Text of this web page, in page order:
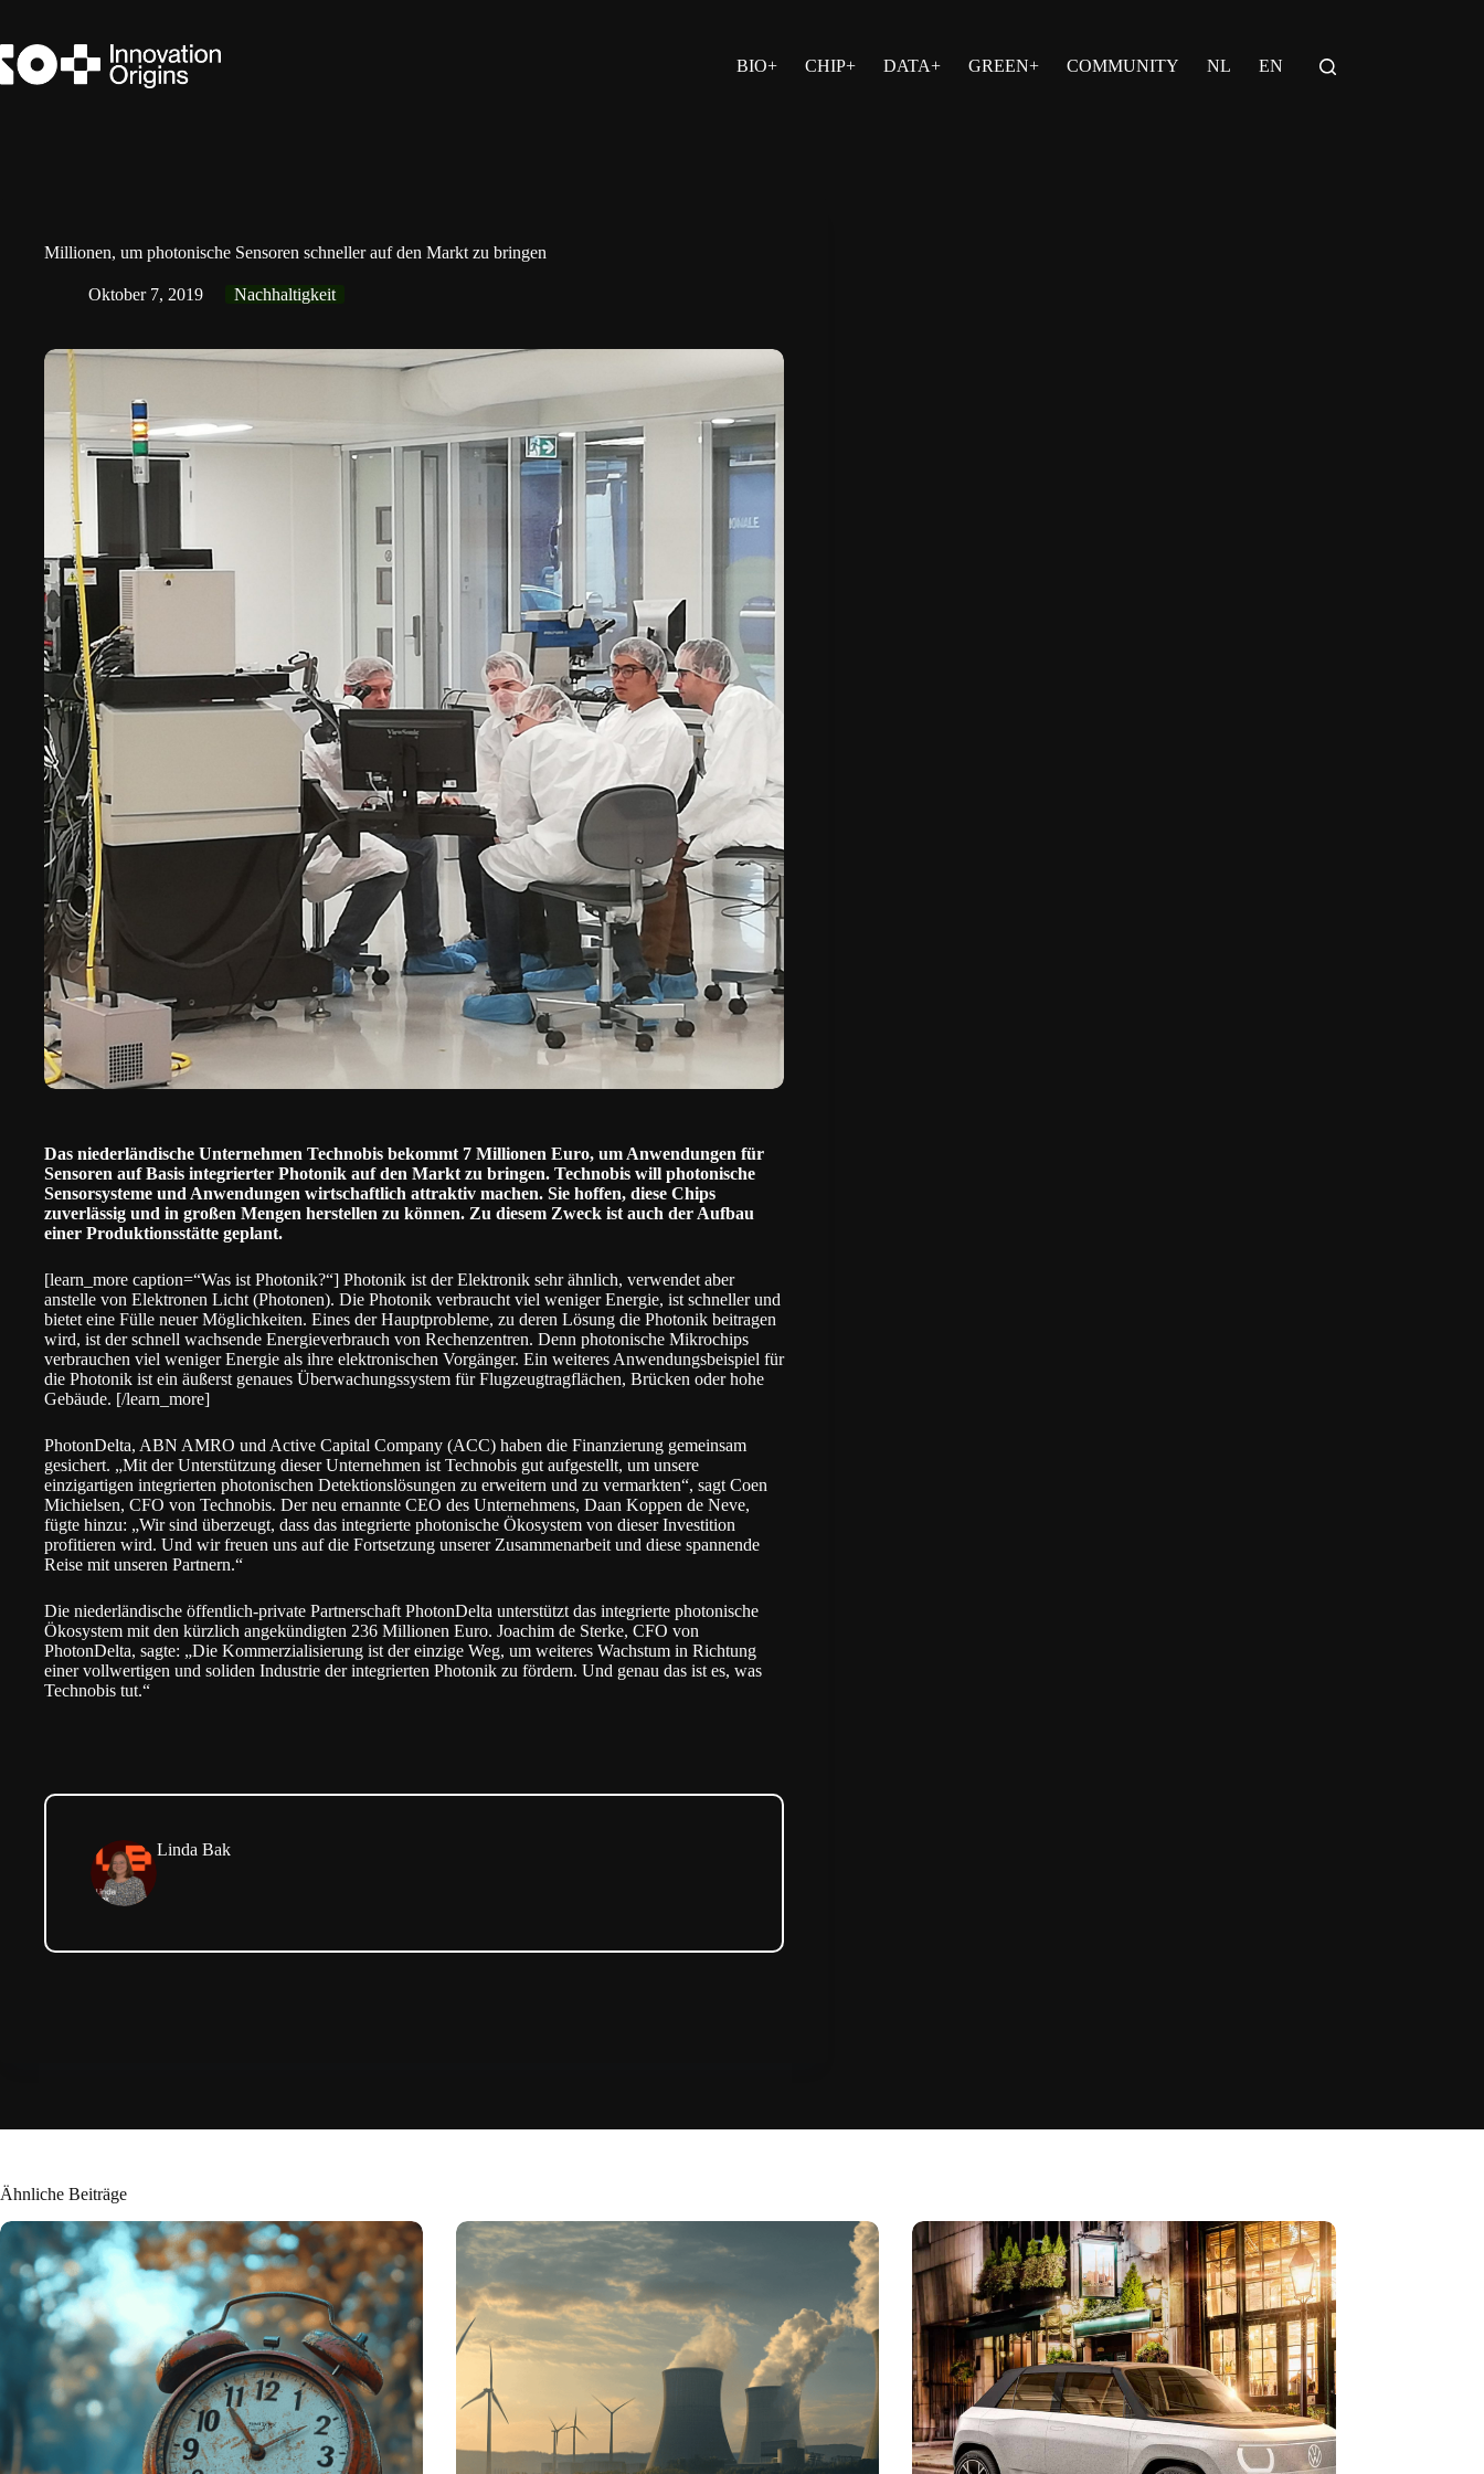
springen
BIO+
CHIP+ DATA+ GREEN+ COMMUNITY NL EN
Millionen, um photonische Sensoren schneller auf den Markt zu bringen
Oktober 7, 2019 Nachhaltigkeit
Das niederländische Unternehmen Technobis bekommt 7 Millionen Euro, um Anwendungen für
Sensoren auf Basis integrierter Photonik auf den Markt zu bringen. Technobis will photonische
Sensorsysteme und Anwendungen wirtschaftlich attraktiv machen. Sie hoffen, diese Chips
zuverlässig und in großen Mengen herstellen zu können. Zu diesem Zweck ist auch der Aufbau
einer Produktionsstätte geplant.
[learn_more caption=“Was ist Photonik?“] Photonik ist der Elektronik sehr ähnlich, verwendet aber
anstelle von Elektronen Licht (Photonen). Die Photonik verbraucht viel weniger Energie, ist schneller und
bietet eine Fülle neuer Möglichkeiten. Eines der Hauptprobleme, zu deren Lösung die Photonik beitragen
wird, ist der schnell wachsende Energieverbrauch von Rechenzentren. Denn photonische Mikrochips
verbrauchen viel weniger Energie als ihre elektronischen Vorgänger. Ein weiteres Anwendungsbeispiel für
die Photonik ist ein äußerst genaues Überwachungssystem für Flugzeugtragflächen, Brücken oder hohe
Gebäude. [/learn_more]
PhotonDelta, ABN AMRO und Active Capital Company (ACC) haben die Finanzierung gemeinsam
gesichert. „Mit der Unterstützung dieser Unternehmen ist Technobis gut aufgestellt, um unsere
einzigartigen integrierten photonischen Detektionslösungen zu erweitern und zu vermarkten“, sagt Coen
Michielsen, CFO von Technobis. Der neu ernannte CEO des Unternehmens, Daan Koppen de Neve,
fügte hinzu: „Wir sind überzeugt, dass das integrierte photonische Ökosystem von dieser Investition
profitieren wird. Und wir freuen uns auf die Fortsetzung unserer Zusammenarbeit und diese spannende
Reise mit unseren Partnern.“
Die niederländische öffentlich-private Partnerschaft PhotonDelta unterstützt das integrierte photonische
Ökosystem mit den kürzlich angekündigten 236 Millionen Euro. Joachim de Sterke, CFO von
PhotonDelta, sagte: „Die Kommerzialisierung ist der einzige Weg, um weiteres Wachstum in Richtung
einer vollwertigen und soliden Industrie der integrierten Photonik zu fördern. Und genau das ist es, was
Technobis tut.“
Linda Bak
Ähnliche Beiträge